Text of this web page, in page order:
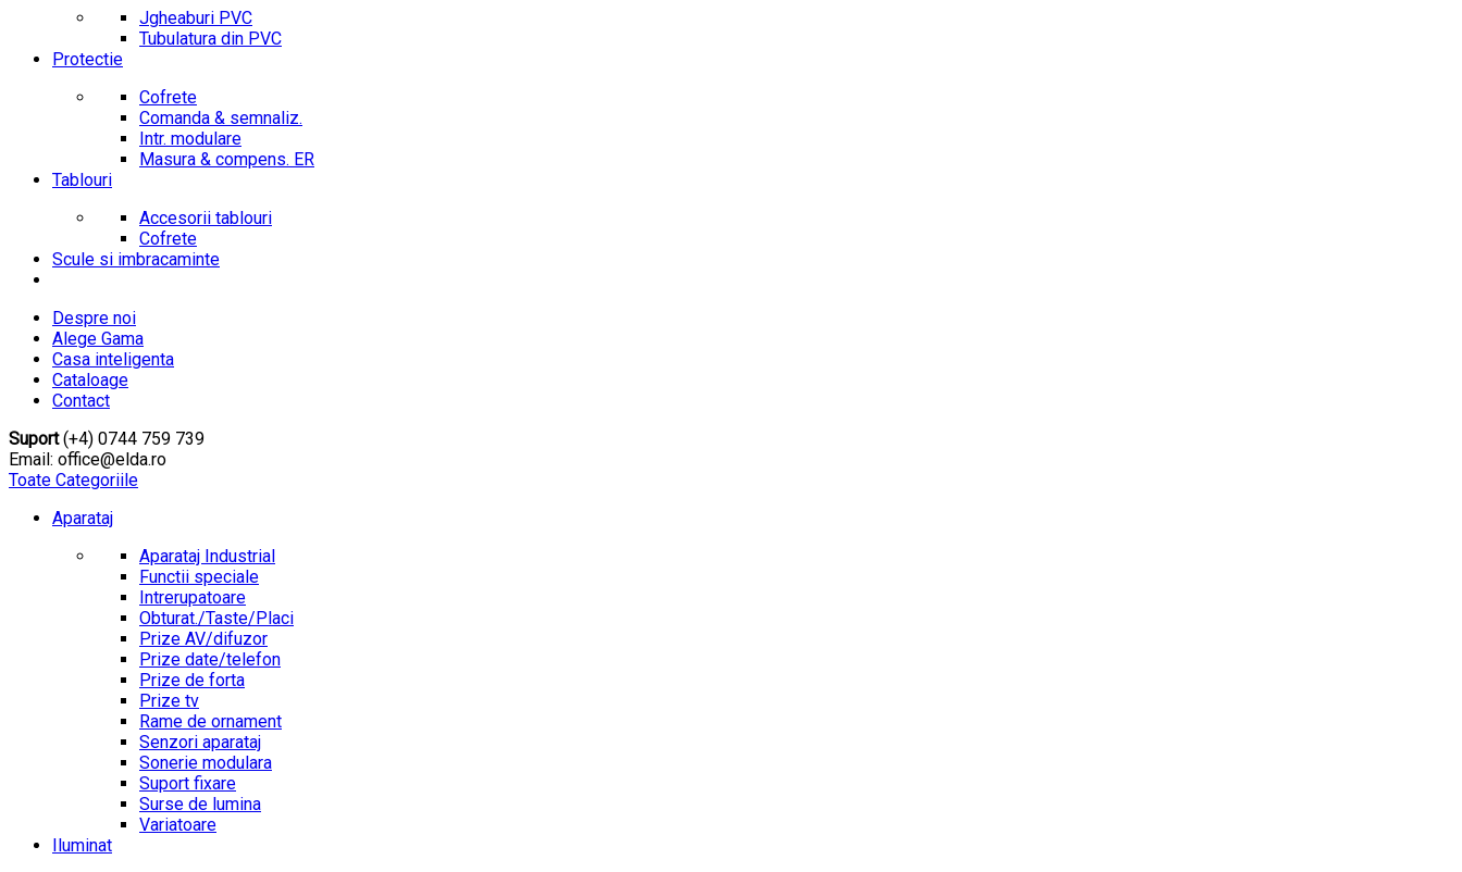
Jgheaburi PVC
Tubulatura din PVC
Protectie
Cofrete
Comanda & semnaliz.
Intr. modulare
Masura & compens. ER
Tablouri
Accesorii tablouri
Cofrete
Scule si imbracaminte
Despre noi
Alege Gama
Casa inteligenta
Cataloage
Contact
Suport(+4) 0744 759 739
Email: office@elda.ro
Toate Categoriile
Aparataj
Aparataj Industrial
Functii speciale
Intrerupatoare
Obturat./Taste/Placi
Prize AV/difuzor
Prize date/telefon
Prize de forta
Prize tv
Rame de ornament
Senzori aparataj
Sonerie modulara
Suport fixare
Surse de lumina
Variatoare
Iluminat